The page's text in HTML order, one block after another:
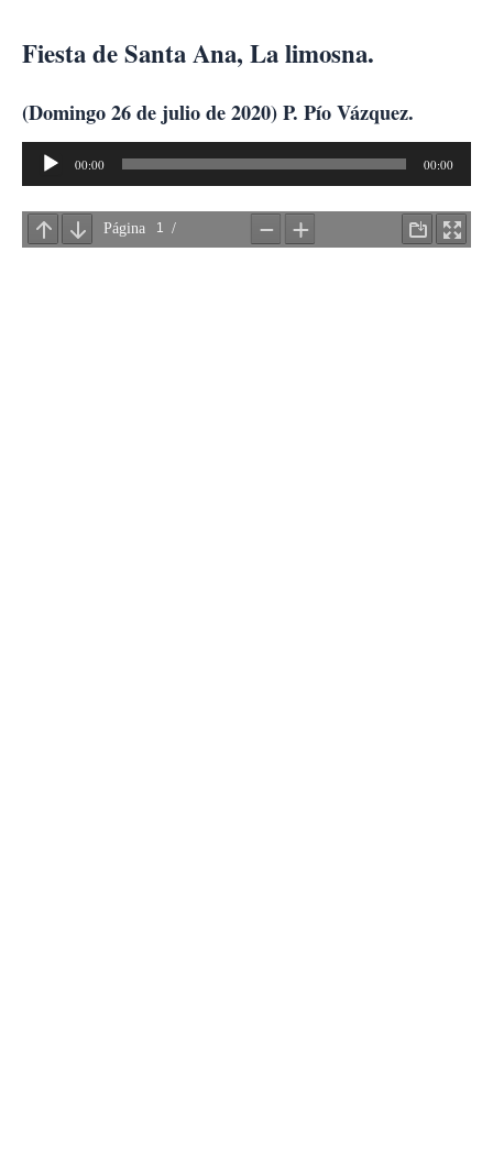
contenido
Fiesta de Santa Ana, La limosna.
(Domingo 26 de julio de 2020) P. Pío Vázquez.
Reproductor
audio
00:00 00:00